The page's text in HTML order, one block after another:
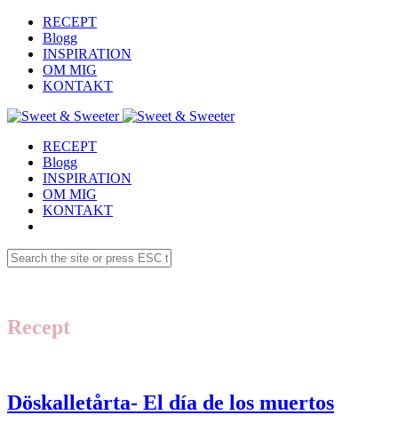
RECEPT
Blogg
INSPIRATION
OM MIG
KONTAKT
RECEPT
Blogg
INSPIRATION
OM MIG
KONTAKT
Recept
Döskalletårta- El día de los muertos